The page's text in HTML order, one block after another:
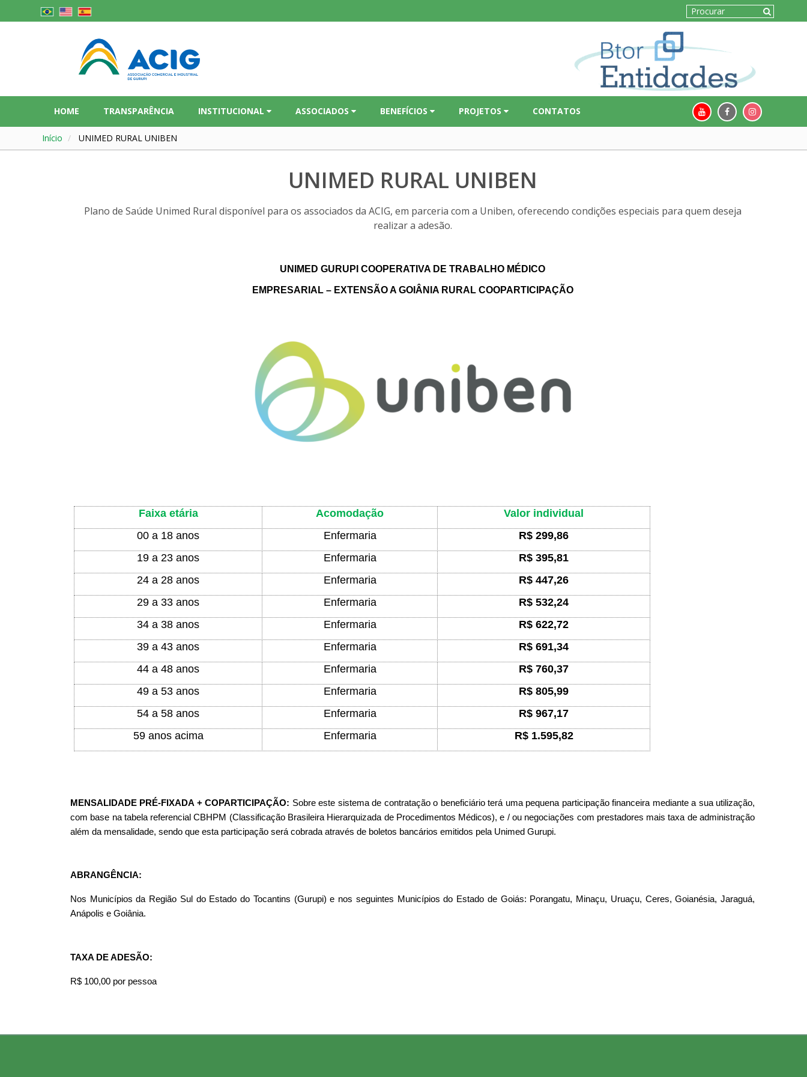
HOME TRANSPARÊNCIA INSTITUCIONAL ASSOCIADOS BENEFÍCIOS PROJETOS CONTATOS
Início UNIMED RURAL UNIBEN
UNIMED RURAL UNIBEN
Plano de Saúde Unimed Rural disponível para os associados da ACIG, em parceria com a Uniben, oferecendo condições especiais para quem deseja
realizar a adesão.
UNIMED GURUPI COOPERATIVA DE TRABALHO MÉDICO
EMPRESARIAL – EXTENSÃO A GOIÂNIA RURAL COOPARTICIPAÇÃO
Faixa etária Acomodação
Valor individual
00 a 18 anos
Enfermaria
R$ 299,86
19 a 23 anos
Enfermaria
R$ 395,81
24 a 28 anos
Enfermaria
R$ 447,26
29 a 33 anos
Enfermaria
R$ 532,24
34 a 38 anos
Enfermaria
R$ 622,72
39 a 43 anos
Enfermaria
R$ 691,34
44 a 48 anos
Enfermaria
R$ 760,37
49 a 53 anos
Enfermaria
R$ 805,99
54 a 58 anos
Enfermaria
R$ 967,17
59 anos acima
Enfermaria R$ 1.595,82
MENSALIDADE PRÉ-FIXADA + COPARTICIPAÇÃO: Sobre este sistema de contratação o beneficiário terá uma pequena participação financeira mediante a sua utilização,
com base na tabela referencial CBHPM (Classificação Brasileira Hierarquizada de Procedimentos Médicos), e / ou negociações com prestadores mais taxa de administração
além da mensalidade, sendo que esta participação será cobrada através de boletos bancários emitidos pela Unimed Gurupi.
ABRANGÊNCIA:
Nos Municípios da Região Sul do Estado do Tocantins (Gurupi) e nos seguintes Municípios do Estado de Goiás: Porangatu, Minaçu, Uruaçu, Ceres, Goianésia, Jaraguá,
Anápolis e Goiânia.
TAXA DE ADESÃO:
R$ 100,00 por pessoa